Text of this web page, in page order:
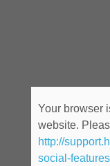
Your browser
website.
http://
social-